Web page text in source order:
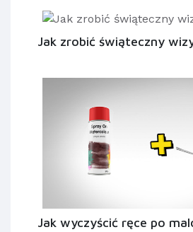
Jak zrobić świąteczny
Jak wyczyścić ręce po